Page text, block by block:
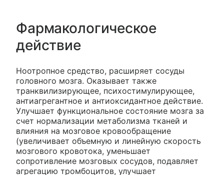
Фармакологическое
действие
Ноотропное средство, расширяет сосуды
головного мозга. Оказывает также
транквилизирующее, психостимулирующее,
антиагрегантное и антиоксидантное действие.
Улучшает функциональное состояние мозга за
счет нормализации метаболизма тканей и
влияния на мозговое кровообращение
(увеличивает объемную и линейную скорость
мозгового кровотока, уменьшает
сопротивление мозговых сосудов, подавляет
агрегацию тромбоцитов, улучшает